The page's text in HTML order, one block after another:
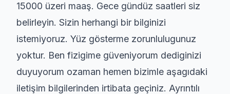
15000 üzeri maaş. Gece gündüz saatleri siz
belirleyin. Sizin herhangi bir bilginizi
istemiyoruz. Yüz gösterme zorunlulugunuz
yoktur. Ben fizigime güveniyorum dediginizi
duyuyorum ozaman hemen bizimle aşagıdaki
iletişim bilgilerinden irtibata geçiniz. Ayrıntılı